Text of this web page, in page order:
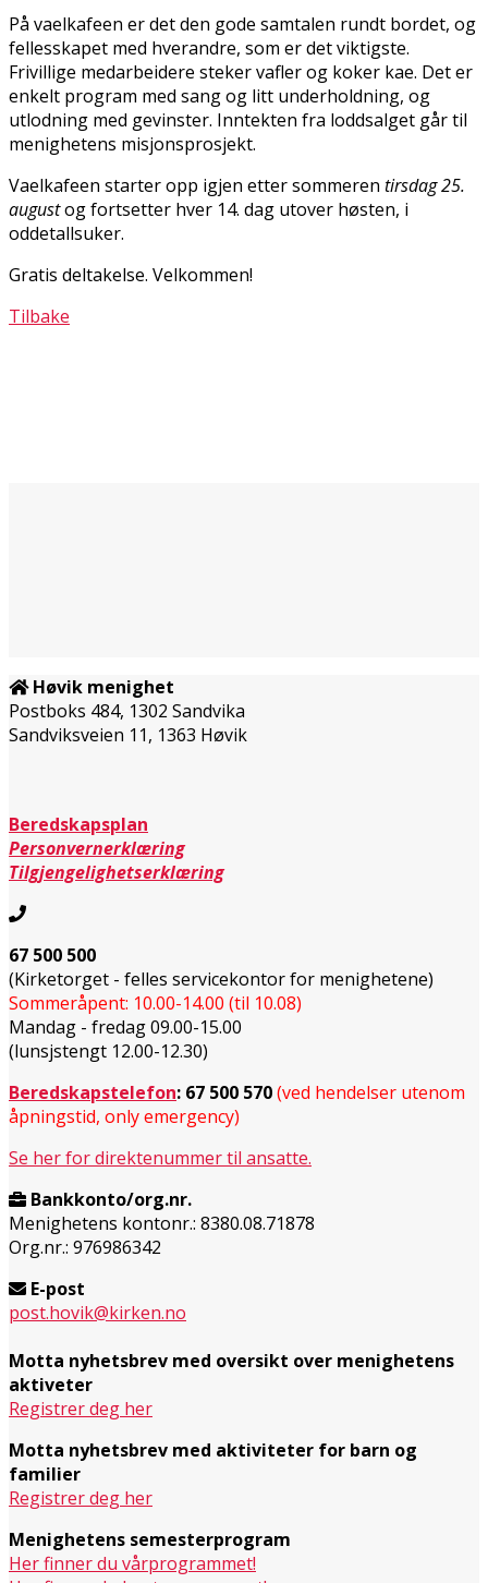
På vaffelkafeen er det den gode samtalen rundt bordet, og
fellesskapet med hverandre, som er det viktigste.
Frivillige medarbeidere steker vafler og koker kaffe. Det er
enkelt program med sang og litt underholdning, og
utlodning med gevinster. Inntekten fra loddsalget går til
menighetens misjonsprosjekt.
Vaffelkafeen starter opp igjen etter sommeren tirsdag 25.
augustog fortsetter hver 14. dag utover høsten, i
oddetallsuker.
Gratis deltakelse. Velkommen!
Tilbake
Høvik menighet
Postboks 484, 1302 Sandvika
Sandviksveien 11, 1363 Høvik
Beredskapsplan
Personvernerklæring
Tilgjengelighetserklæring
67 500 500
(Kirketorget - felles servicekontor for menighetene)
Sommeråpent: 10.00-14.00 (til 10.08)
Mandag - fredag 09.00-15.00
(lunsjstengt 12.00-12.30)
Beredskapstelefon: 67 500 570(ved hendelser utenom
åpningstid, only emergency)
Se her for direktenummer til ansatte.
Bankkonto/org.nr.
Menighetens kontonr.: 8380.08.71878
Org.nr.: 976986342
E-post
post.hovik@kirken.no
Motta nyhetsbrev med oversikt over menighetens
aktiveter
Registrer deg her
Motta nyhetsbrev med aktiviteter for barn og
familier
Registrer deg her
Menighetens semesterprogram
Her finner du vårprogrammet!